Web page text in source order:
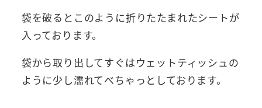
袋を破るとこのように折りたたまれたシートが
入っております。
袋から取り出してすぐはウェットティッシュの
ように少し濡れてべちゃっとしております。